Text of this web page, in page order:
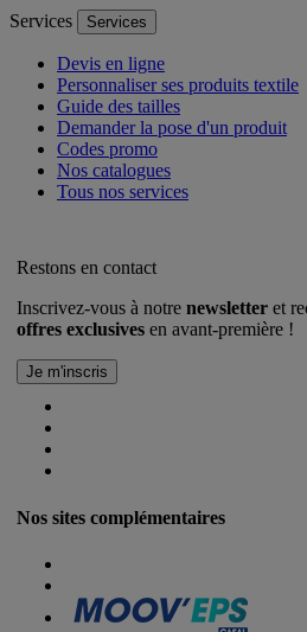
Services Services
Devis en ligne
Personnaliser ses produits textile
Guide des tailles
Demander la pose d'un produit
Codes promo
Nos catalogues
Tous nos services
Restons en contact
Inscrivez-vous à notre newsletter et
offres exclusives en avant-première !
Nos sites complémentaires